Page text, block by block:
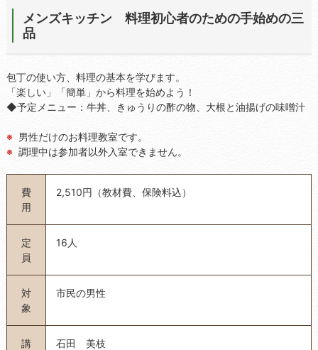
メンズキッチン 料理初心者のための手始めの三
品
包丁の使い方、料理の基本を学びます。
「楽しい」「簡単」から料理を始めよう！
◆予定メニュー：牛丼、きゅうりの酢の物、大根と油揚げの味噌汁
男性だけのお料理教室です。
調理中は参加者以外入室できません。
費
用
2,510円（教材費、保険料込）
定
員
16人
対
象
市民の男性
講
石田 美枝